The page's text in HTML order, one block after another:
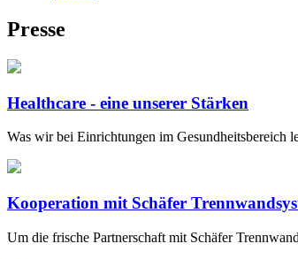
Presse
Healthcare - eine unserer Stärken
Was wir bei Einrichtungen im Gesundheitsbereich
Kooperation mit Schäfer
Um die frische Partnerschaft mit Schäfer